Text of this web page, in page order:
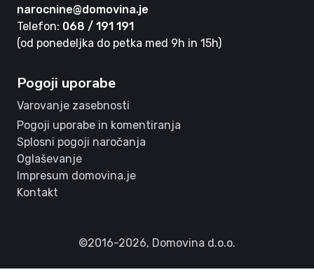
narocnine@domovina.je
Telefon: 068 / 191 191
(od ponedeljka do petka med 9h in 15h)
Pogoji uporabe
Varovanje zasebnosti
Pogoji uporabe in komentiranja
Splosni pogoji naročanja
Oglaševanje
Impresum domovina.je
Kontakt
©2016-2026, Domovina d.o.o.